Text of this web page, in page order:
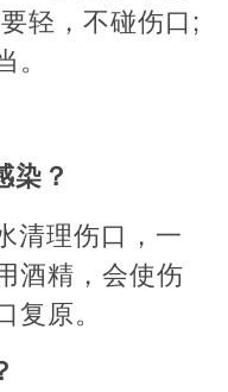
轻，不碰伤口;
染？
清理伤口，一
酒精，会使伤
原。